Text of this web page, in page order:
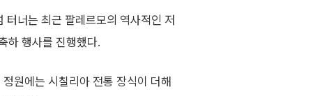
너는 최근 팔레르모의 역사적인 저
하 행사를 진행했다.
원에는 시칠리아 전통 장식이 더해